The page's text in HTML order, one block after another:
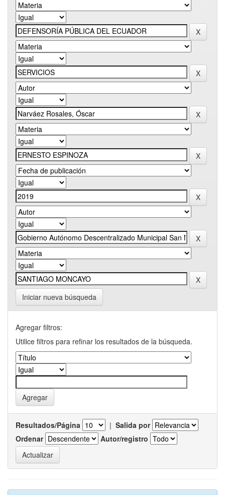
Iniciar nueva búsqueda
Agregar filtros:
Utilice filtros para refinar los resultados de la búsqueda.
Resultados/Página | Salida por
Ordenar
Autor/registro